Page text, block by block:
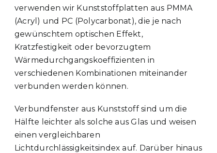
verwenden wir Kunststoffplatten aus PMMA
(Acryl) und PC (Polycarbonat), die je nach
gewünschtem optischen Effekt,
Kratzfestigkeit oder bevorzugtem
Wärmedurchgangskoeffizienten in
verschiedenen Kombinationen miteinander
verbunden werden können.
Verbundfenster aus Kunststoff sind um die
Hälfte leichter als solche aus Glas und weisen
einen vergleichbaren
Lichtdurchlässigkeitsindex auf. Darüber hinaus